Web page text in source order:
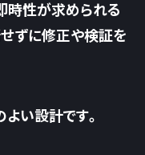
時性が求められる
ずに修正や検証を
よい設計です。